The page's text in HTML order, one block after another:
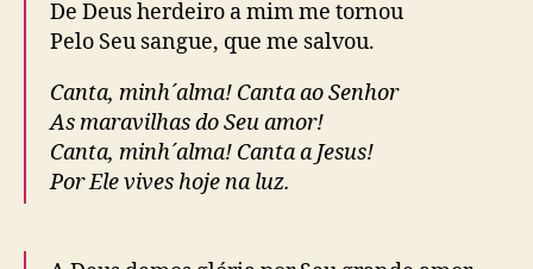
De Deus herdeiro a mim me tornou
Pelo Seu sangue, que me salvou.
Canta, minh´alma! Canta ao Senhor
As maravilhas do Seu amor!
Canta, minh´alma! Canta a Jesus!
Por Ele vives hoje na luz.